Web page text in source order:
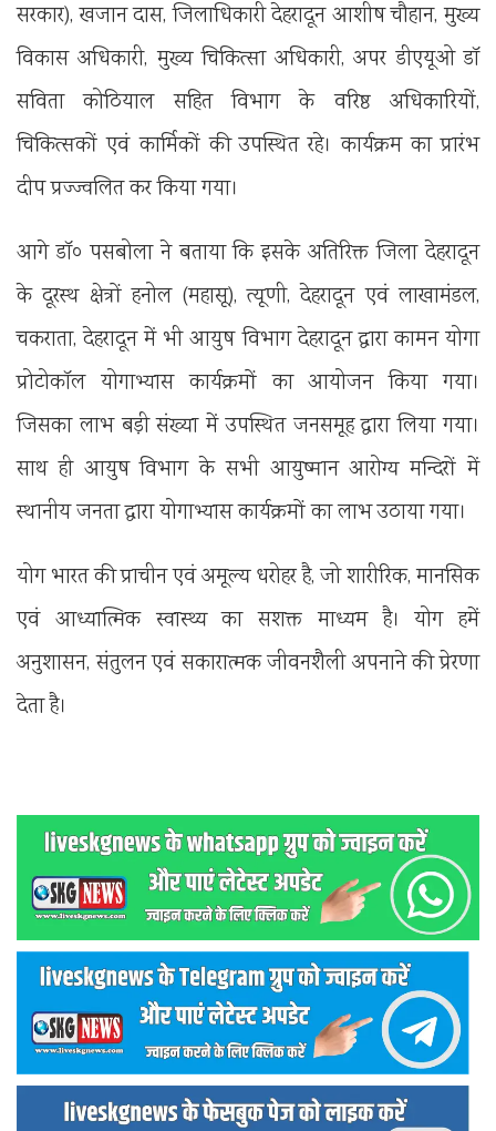
सरकार), खजान दास, जिलाधिकारी देहरादून आशीष चौहान, मुख्य
विकास अधिकारी, मुख्य चिकित्सा अधिकारी, अपर डीएयूओ डॉ
सविता कोठियाल सहित विभाग के वरिष्ठ अधिकारियों,
चिकित्सकों एवं कार्मिकों की उपस्थित रहे। कार्यक्रम का प्रारंभ
दीप प्रज्ज्वलित कर किया गया।
आगे डॉ० पसबोला ने बताया कि इसके अतिरिक्त जिला देहरादून
के दूरस्थ क्षेत्रों हनोल (महासू), त्यूणी, देहरादून एवं लाखामंडल,
चकराता, देहरादून में भी आयुष विभाग देहरादून द्वारा कामन योगा
प्रोटोकॉल योगाभ्यास कार्यक्रमों का आयोजन किया गया।
जिसका लाभ बड़ी संख्या में उपस्थित जनसमूह द्वारा लिया गया।
साथ ही आयुष विभाग के सभी आयुष्मान आरोग्य मन्दिरों में
स्थानीय जनता द्वारा योगाभ्यास कार्यक्रमों का लाभ उठाया गया।
योग भारत की प्राचीन एवं अमूल्य धरोहर है, जो शारीरिक, मानसिक
एवं आध्यात्मिक स्वास्थ्य का सशक्त माध्यम है। योग हमें
अनुशासन, संतुलन एवं सकारात्मक जीवनशैली अपनाने की प्रेरणा
देता है।